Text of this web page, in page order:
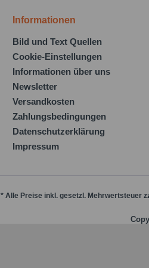
Informationen
Bild und Text Quellen
Cookie-Einstellungen
Informationen über uns
Newsletter
Versandkosten
Zahlungsbedingungen
Datenschutzerklärung
Impressum
* Alle Preise inkl. gesetzl. Mehrwertsteuer